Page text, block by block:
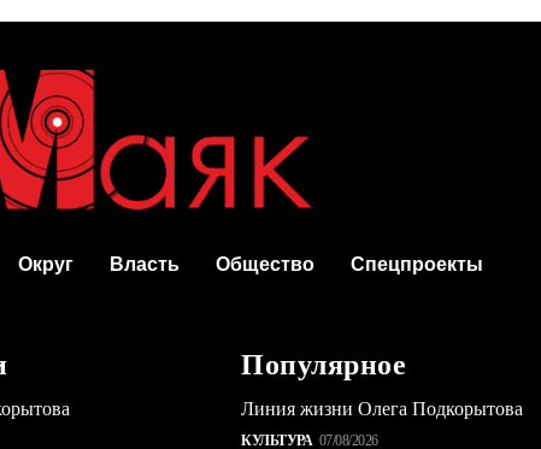
Округ Власть Общество Спецпроекты
Популярное
Линия жизни Олега Подкорытова
КУЛЬТУРА 07/08/2026